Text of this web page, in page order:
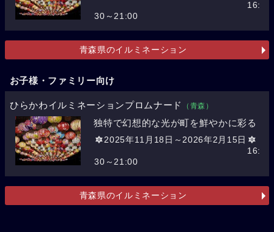
16:
30～21:00
青森県のイルミネーション
お子様・ファミリー向け
ひらかわイルミネーションプロムナード （青森）
独特で幻想的な光が町を鮮やかに彩る
2025年11月18日～2026年2月15日
16:
30～21:00
青森県のイルミネーション